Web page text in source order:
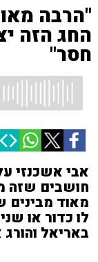
"הרבה
החג הזה
חסר"
אבי אשכנזי
חושבים שזה
מאוד מבינים
לו כדור או
באריאל והורג